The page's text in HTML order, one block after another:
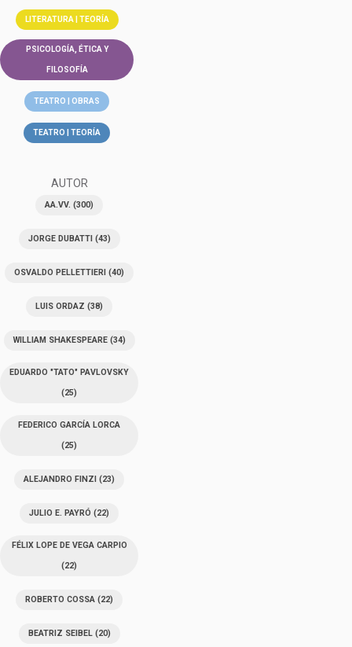
LITERATURA | TEORÍA
PSICOLOGÍA, ÉTICA Y
FILOSOFÍA
TEATRO | OBRAS
TEATRO | TEORÍA
AUTOR
AA.VV. (300)
JORGE DUBATTI(43)
OSVALDO PELLETTIERI (40)
LUIS ORDAZ (38)
WILLIAM SHAKESPEARE(34)
EDUARDO "TATO" PAVLOVSKY
(25)
FEDERICO GARCÍA LORCA
(25)
ALEJANDRO FINZI (23)
JULIO E. PAYRÓ (22)
FÉLIX LOPE DE VEGA CARPIO
(22)
ROBERTO COSSA (22)
BEATRIZ SEIBEL(20)